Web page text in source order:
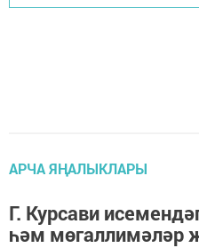
АРЧА ЯҢАЛЫКЛАРЫ
Г. Курсави
һәм